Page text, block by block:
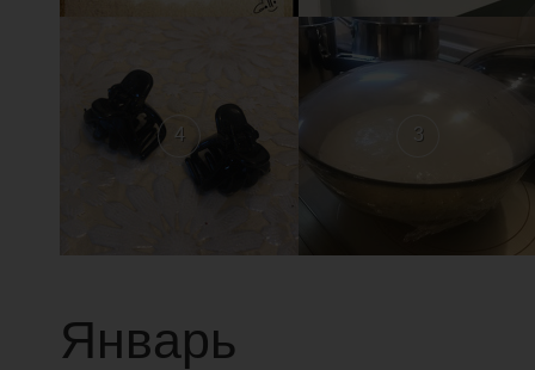
4 3
Январь